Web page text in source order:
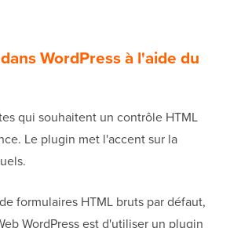
WordPress à l'aide du
qui souhaitent un contrôle HTML
Le plugin met l'accent sur la
formulaires HTML bruts par défaut,
WordPress est d'utiliser un plugin